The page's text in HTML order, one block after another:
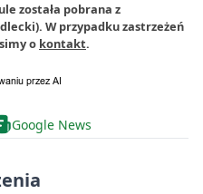
została pobrana z
W przypadku zastrzeżeń
o kontakt.
Google News